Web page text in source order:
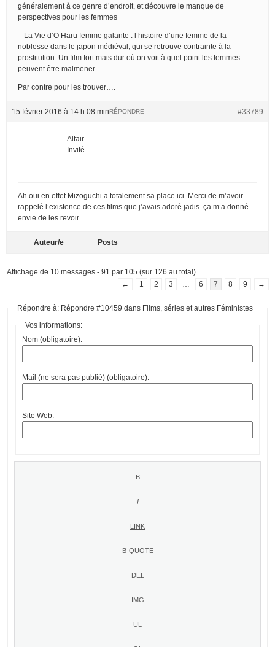
généralement à ce genre d’endroit, et découvre le manque de
perspectives pour les femmes
– La Vie d’O’Haru femme galante : l’histoire d’une femme de la
noblesse dans le japon médiéval, qui se retrouve contrainte à la
prostitution. Un film fort mais dur où on voit à quel point les femmes
peuvent être malmener.
Par contre pour les trouver….
15 février 2016 à 14 h 08 min #33789
RÉPONDRE
Altair
Invité
Ah oui en effet Mizoguchi a totalement sa place ici. Merci de m’avoir
rappelé l’existence de ces films que j’avais adoré jadis. ça m’a donné
envie de les revoir.
Auteur/e Posts
Affichage de 10 messages - 91 par 105 (sur 126 au total)
←
1 2 3 6 7 8 9 →
Répondre à: Répondre #10459 dans Films, séries et autres Féministes
Vos informations:
Nom (obligatoire):
Mail (ne sera pas publié) (obligatoire):
Site Web: